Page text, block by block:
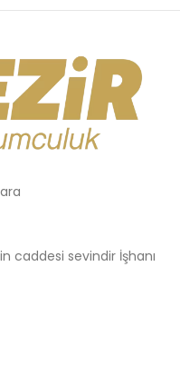
caddesi sevindir İşhanı